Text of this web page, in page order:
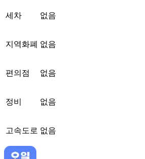
세차 없음
지역화폐 없음
편의점 없음
정비 없음
고속도로 없음